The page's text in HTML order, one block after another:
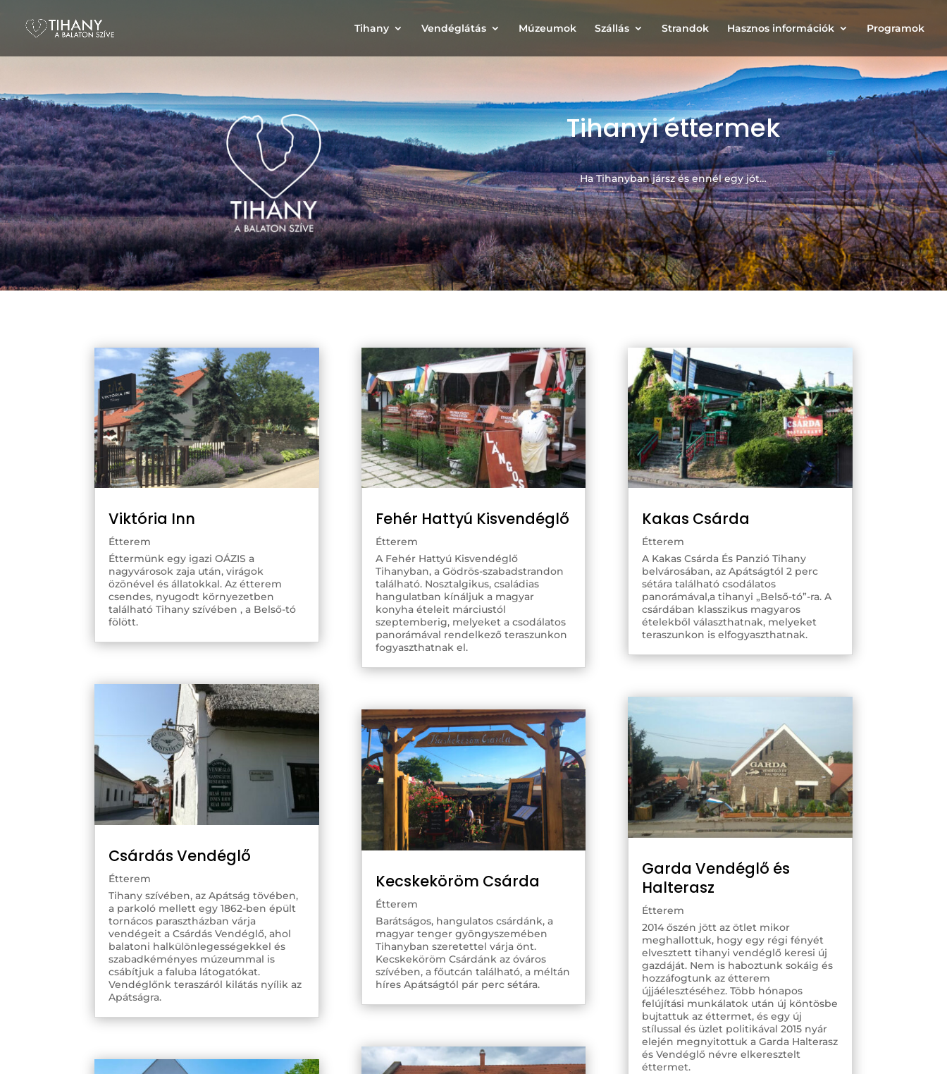
Tihany Vendéglátás Múzeumok Szállás Strandok Hasznos információk Programok
Tihanyi éttermek
Ha Tihanyban jársz és ennél egy jót…
Viktória Inn
Étterem
Éttermünk egy igazi OÁZIS a
nagyvárosok zaja után, virágok
özönével és állatokkal. Az étterem
csendes, nyugodt környezetben
található Tihany szívében , a Belső-tó
fölött.
Csárdás Vendéglő
Étterem
Tihany szívében, az Apátság tövében,
a parkoló mellett egy 1862-ben épült
tornácos parasztházban várja
vendégeit a Csárdás Vendéglő, ahol
balatoni halkülönlegességekkel és
szabadkéményes múzeummal is
csábítjuk a faluba látogatókat.
Vendéglőnk teraszáról kilátás nyílik az
Apátságra.
Fehér Hattyú Kisvendéglő
Étterem
A Fehér Hattyú Kisvendéglő
Tihanyban, a Gödrös-szabadstrandon
található. Nosztalgikus, családias
hangulatban kínáljuk a magyar
konyha ételeit márciustól
szeptemberig, melyeket a csodálatos
panorámával rendelkező teraszunkon
fogyaszthatnak el.
Kecskeköröm Csárda
Étterem
Barátságos, hangulatos csárdánk, a
magyar tenger gyöngyszemében
Tihanyban szeretettel várja önt.
Kecskeköröm Csárdánk az óváros
szívében, a főutcán található, a méltán
híres Apátságtól pár perc sétára.
Kakas Csárda
Étterem
A Kakas Csárda És Panzió Tihany
belvárosában, az Apátságtól 2 perc
sétára található csodálatos
panorámával,a tihanyi „Belső-tó”-ra. A
csárdában klasszikus magyaros
ételekből választhatnak, melyeket
teraszunkon is elfogyaszthatnak.
Garda Vendéglő és
Halterasz
Étterem
2014 őszén jött az ötlet mikor
meghallottuk, hogy egy régi fényét
elvesztett tihanyi vendéglő keresi új
gazdáját. Nem is haboztunk sokáig és
hozzáfogtunk az étterem
újjáélesztéséhez. Több hónapos
felújítási munkálatok után új köntösbe
bujtattuk az éttermet, és egy új
stílussal és üzlet politikával 2015 nyár
elején megnyitottuk a Garda Halterasz
és Vendéglő névre elkeresztelt
éttermet.